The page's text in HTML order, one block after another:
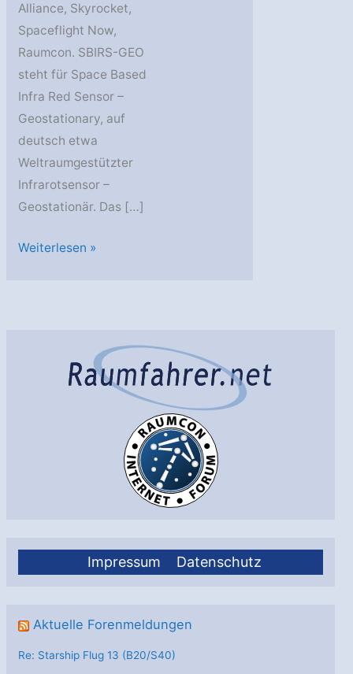
Impressum Datenschutz
Aktuelle Forenmeldungen
Re: Starship Flug 13 (B20/S40)
Alliance, Skyrocket,
Spaceflight Now,
Raumcon. SBIRS-GEO
steht für Space Based
Infra Red Sensor –
Geostationary, auf
deutsch etwa
Weltraumgestützter
Infrarotsensor –
Geostationär. Das […]
Atlas
Weiterlesen »